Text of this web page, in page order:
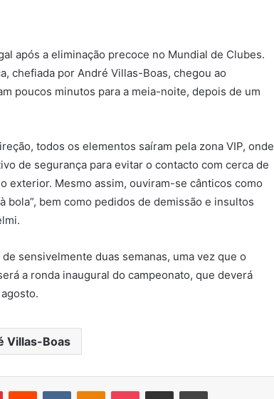
após a eliminação precoce no Mundial de Clubes.
chefiada por André Villas-Boas, chegou ao
poucos minutos para a meia-noite, depois de um
todos os elementos saíram pela zona VIP, onde
de segurança para evitar o contacto com cerca de
exterior. Mesmo assim, ouviram-se cânticos como
bola”, bem como pedidos de demissão e insultos
sensivelmente duas semanas, uma vez que o
a ronda inaugural do campeonato, que deverá
Villas-Boas
PinterestReddit VK OK Pocket Compartilhar via e-mail Imprimir